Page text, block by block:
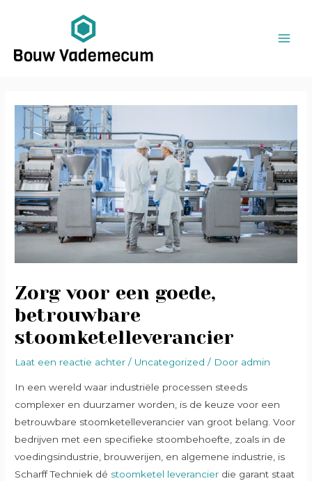
inhoud
Zorg voor een goede,
betrouwbare
stoomketelleverancier
Laat een reactie achter / Uncategorized / Door admin
In een wereld waar industriële processen steeds
complexer en duurzamer worden, is de keuze voor een
betrouwbare stoomketelleverancier van groot belang. Voor
bedrijven met een specifieke stoombehoefte, zoals in de
voedingsindustrie, brouwerijen, en algemene industrie, is
Scharff Techniek dé stoomketel leverancier die garant staat